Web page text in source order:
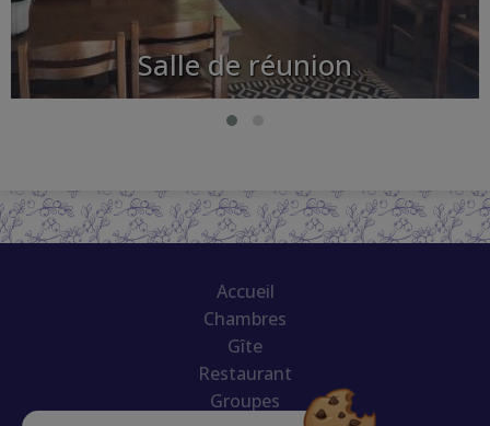
Salle de réunion
Accueil
Chambres
Gîte
Restaurant
Groupes